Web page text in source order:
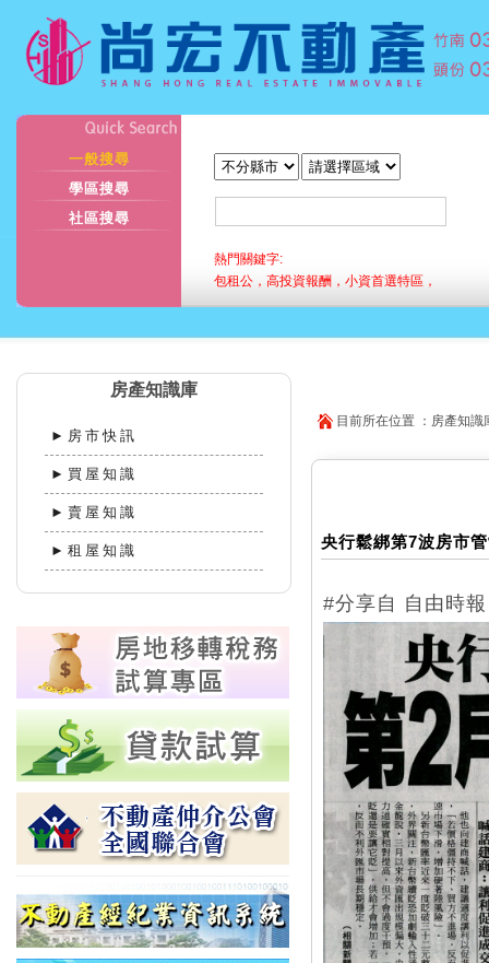
一般搜尋
學區搜尋
社區搜尋
熱門關鍵字:
包租公，高投資報酬，小資首選特區，
房產知識庫
►房市快訊
►買屋知識
►賣屋知識
►租屋知識
目前所在位置 ：房產知識
央行鬆綁第7波房市
#分享自 自由時報